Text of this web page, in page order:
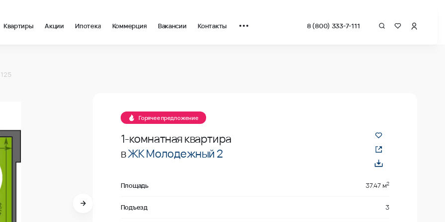
Квартиры Акции Ипотека Коммерция Вакансии Контакты 8 (800) 333-7-111
Горячее предложение
1-комнатная квартира
вЖК Молодежный 2
Площадь 37.47 м2
Подъезд 3